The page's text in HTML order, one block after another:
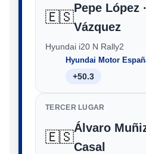
🇪🇸
Pepe López
Vázquez
Hyundai i20 N Rally2
Hyundai Motor
+50.3
TERCER LUGAR
🇪🇸
Álvaro
Casal